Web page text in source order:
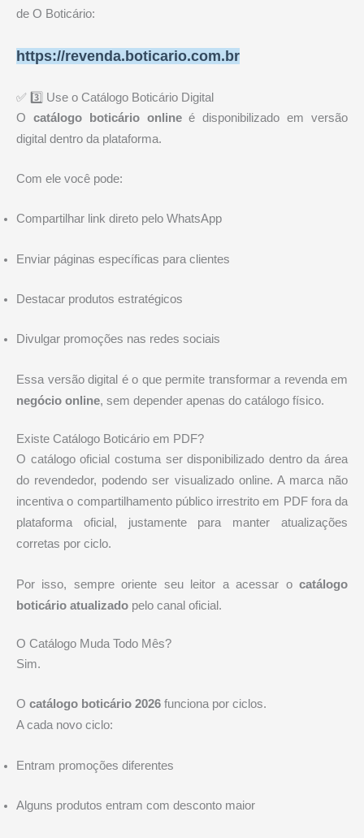
de O Boticário:
https://revenda.boticario.com.br
✅ 3️⃣ Use o Catálogo Boticário Digital
O catálogo boticário onlineé disponibilizado em versão
digital dentro da plataforma.
Com ele você pode:
Compartilhar link direto pelo WhatsApp
Enviar páginas específicas para clientes
Destacar produtos estratégicos
Divulgar promoções nas redes sociais
Essa versão digital é o que permite transformar a revenda em
negócio online, sem depender apenas do catálogo físico.
Existe Catálogo Boticário em PDF?
O catálogo oficial costuma ser disponibilizado dentro da área
do revendedor, podendo ser visualizado online. A marca não
incentiva o compartilhamento público irrestrito em PDF fora da
plataforma oficial, justamente para manter atualizações
corretas por ciclo.
Por isso, sempre oriente seu leitor a acessar o catálogo
boticário atualizado pelo canal oficial.
O Catálogo Muda Todo Mês?
Sim.
O catálogo boticário 2026 funciona por ciclos.
A cada novo ciclo:
Entram promoções diferentes
Alguns produtos entram com desconto maior